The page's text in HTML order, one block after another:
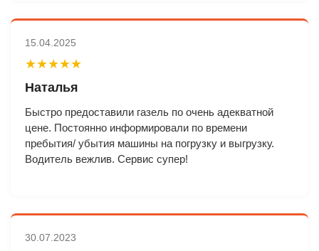
15.04.2025
★★★★★
Наталья
Быстро предоставили газель по очень адекватной
цене. Постоянно информировали по времени
пребытия/ убытия машины на погрузку и выгрузку.
Водитель вежлив. Сервис супер!
30.07.2023